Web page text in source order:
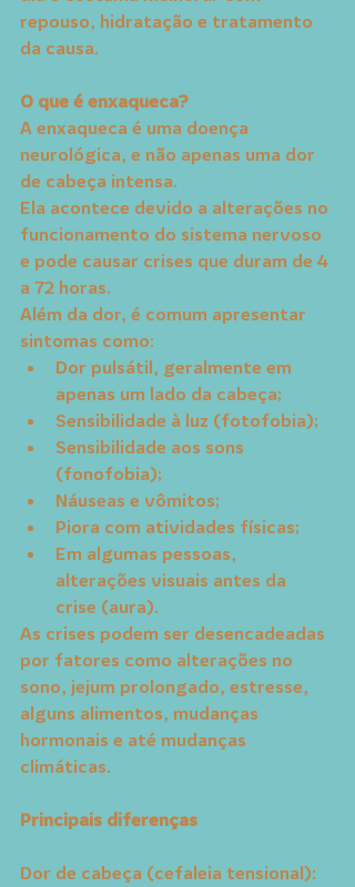
repouso, hidratação e tratamento
da causa.
O que é enxaqueca?
A enxaqueca é uma doença
neurológica, e não apenas uma dor
de cabeça intensa.
Ela acontece devido a alterações no
funcionamento do sistema nervoso
e pode causar crises que duram de 4
a 72 horas.
Além da dor, é comum apresentar
sintomas como:
Dor pulsátil, geralmente em
apenas um lado da cabeça;
Sensibilidade à luz (fotofobia);
Sensibilidade aos sons
(fonofobia);
Náuseas e vômitos;
Piora com atividades físicas;
Em algumas pessoas,
alterações visuais antes da
crise (aura).
As crises podem ser desencadeadas
por fatores como alterações no
sono, jejum prolongado, estresse,
alguns alimentos, mudanças
hormonais e até mudanças
climáticas.
Principais diferenças
Dor de cabeça (cefaleia tensional):